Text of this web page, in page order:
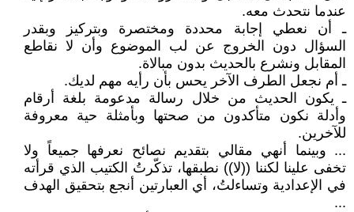
عندما نتحدث معه.
ـ أن نعطي إجابة محددة ومختصرة وبتركيز وبقدر
السؤال دون الخروج عن لب الموضوع وأن لا نقاطع
المقابل ونشرع بالحديث بدون مبالاة.
ـ أم نجعل الطرف الآخر يحس بأن رأيه مهم لديك.
ـ يكون الحديث من خلال رسالة مدعومة بلغة أرقام
وأدلة نكون متأكدون من صحتها وبأمثلة حية معروفة
للآخرين.
... وبينما أنهي مقالي بتقديم نصائح نعرفها جميعاً ولا
تخفى علينا لكننا ((لا)) نطبقها، تذكّرتُ الكتيب الذي قرأته
في الإعدادية وتساءلتُ، أي العبارتين أنجع بتحقيق الهدف
...